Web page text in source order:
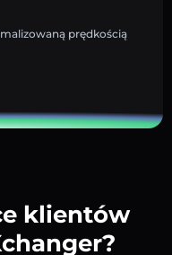
prędkością
klientów